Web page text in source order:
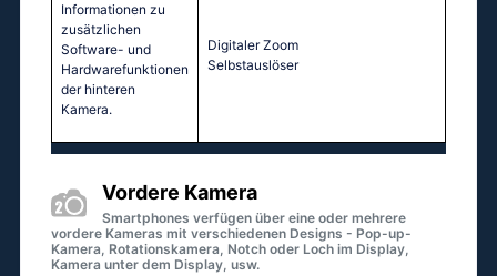
Informationen zu
zusätzlichen
Software- und
Hardwarefunktionen
der hinteren
Kamera.
Digitaler Zoom
Selbstauslöser
Vordere Kamera
Smartphones verfügen über eine oder mehrere
vordere Kameras mit verschiedenen Designs - Pop-up-
Kamera, Rotationskamera, Notch oder Loch im Display,
Kamera unter dem Display, usw.